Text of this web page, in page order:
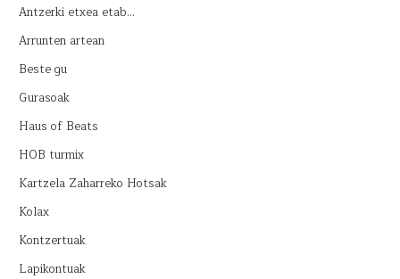
Antzerki etxea etab…
Arrunten artean
Beste gu
Gurasoak
Haus of Beats
HOB turmix
Kartzela Zaharreko Hotsak
Kolax
Kontzertuak
Lapikontuak